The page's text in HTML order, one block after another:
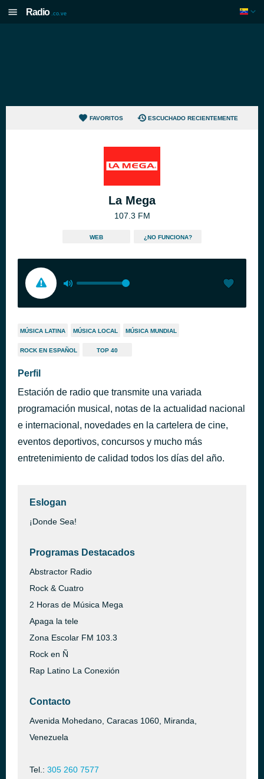
Radio .co.ve
FAVORITOS ESCUCHADO RECIENTEMENTE
La Mega
107.3 FM
WEB ¿NO FUNCIONA?
MÚSICA LATINA MÚSICA LOCAL MÚSICA MUNDIAL
ROCK EN ESPAÑOL TOP 40
Perfil
Estación de radio que transmite una variada
programación musical, notas de la actualidad nacional
e internacional, novedades en la cartelera de cine,
eventos deportivos, concursos y mucho más
entretenimiento de calidad todos los días del año.
Eslogan
¡Donde Sea!
Programas Destacados
Abstractor Radio
Rock & Cuatro
2 Horas de Música Mega
Apaga la tele
Zona Escolar FM 103.3
Rock en Ñ
Rap Latino La Conexión
Contacto
Avenida Mohedano, Caracas 1060, Miranda,
Venezuela
Tel.: 305 260 7577